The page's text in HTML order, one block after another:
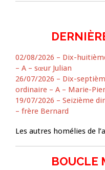
02/08/2026 – Dix-
– A – sœur Julian
26/07/2026 – Dix-
ordinaire – A – Marie-
19/07/2026 – Seizième
– frère Bernard
Les autres homélies de
BOUCLE